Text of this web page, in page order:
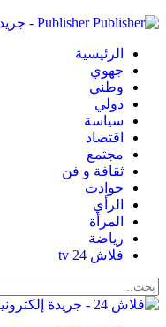
Publisher - جريدة إلكترونية مغربية مستقلة
الرئيسية
جهوي
وطني
دولي
سياسة
اقتصاد
مجتمع
ثقافة و فن
حوادث
الرأي
المرأة
رياضة
فلاش 24 tv